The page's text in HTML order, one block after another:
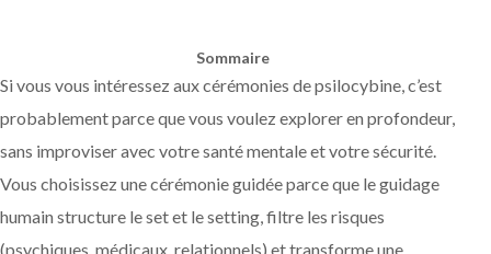
Sommaire
Si vous vous intéressez aux cérémonies de psilocybine, c’est
probablement parce que vous voulez explorer en profondeur,
sans improviser avec votre santé mentale et votre sécurité.
Vous choisissez une cérémonie guidée parce que le guidage
humain structure le set et le setting, filtre les risques
(psychiques, médicaux, relationnels) et transforme une